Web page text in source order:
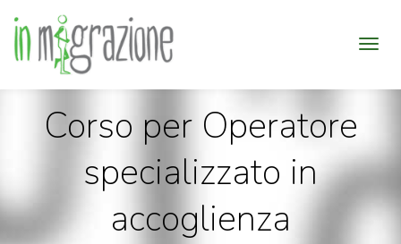
Corso per Operatore
specializzato in
accoglienza